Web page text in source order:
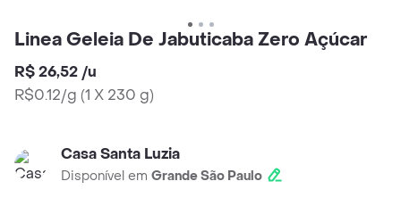
Linea Geleia De Jabuticaba Zero Açúcar
R$ 26,52 /u
R$0.12/g (1 X 230 g)
Casa Santa Luzia
Disponível em Grande São Paulo